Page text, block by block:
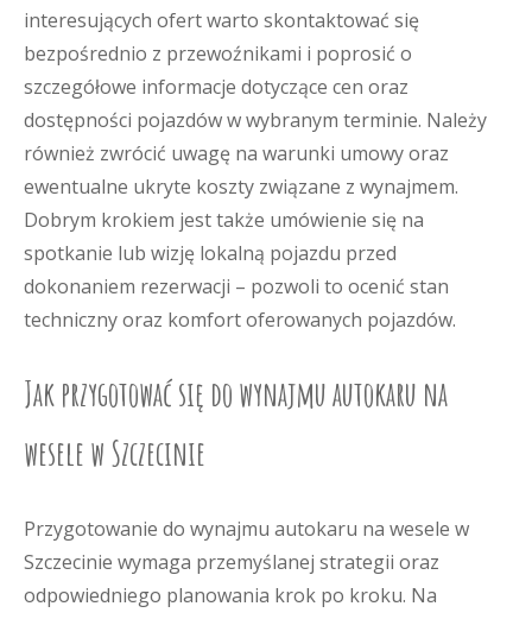
interesujących ofert warto skontaktować się
bezpośrednio z przewoźnikami i poprosić o
szczegółowe informacje dotyczące cen oraz
dostępności pojazdów w wybranym terminie. Należy
również zwrócić uwagę na warunki umowy oraz
ewentualne ukryte koszty związane z wynajmem.
Dobrym krokiem jest także umówienie się na
spotkanie lub wizję lokalną pojazdu przed
dokonaniem rezerwacji – pozwoli to ocenić stan
techniczny oraz komfort oferowanych pojazdów.
Jak przygotować się do wynajmu autokaru na
wesele w Szczecinie
Przygotowanie do wynajmu autokaru na wesele w
Szczecinie wymaga przemyślanej strategii oraz
odpowiedniego planowania krok po kroku. Na